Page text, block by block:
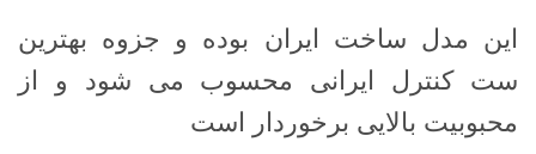
این مدل ساخت ایران بوده و جزوه بهترین
ست کنترل ایرانی محسوب می شود و از
محبوبیت بالایی برخوردار است